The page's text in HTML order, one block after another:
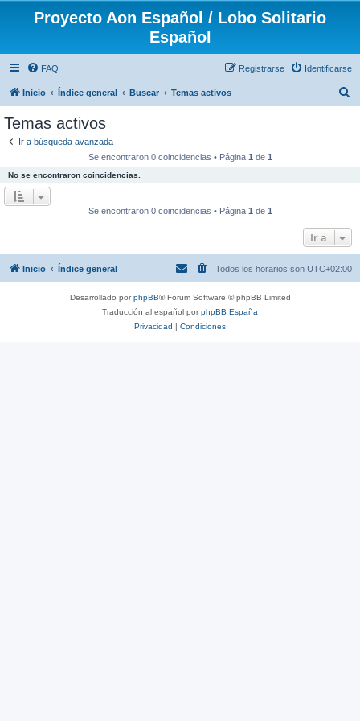
Proyecto Aon Español / Lobo Solitario
Español
FAQ Identificarse
Registrarse
Inicio Índice general Buscar Temas activos
Temas activos
Ir a búsqueda avanzada
Se encontraron 0 coincidencias • Página 1 de 1
No se encontraron coincidencias.
Se encontraron 0 coincidencias • Página 1 de 1
Ir a
Inicio Índice general Todos los horarios son UTC+02:00
Desarrollado porphpBB® Forum Software © phpBB Limited
Traducción al español porphpBB España
Privacidad | Condiciones